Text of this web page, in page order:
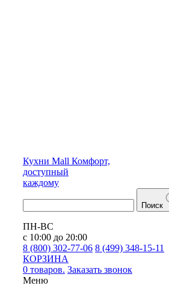
Кухни Mall Комфорт,
доступный
каждому
Поиск
ПН-ВС
с 10:00 до 20:00
8 (800) 302-77-06 8 (499) 348-15-11
КОРЗИНА
0 товаров. Заказать звонок
Меню